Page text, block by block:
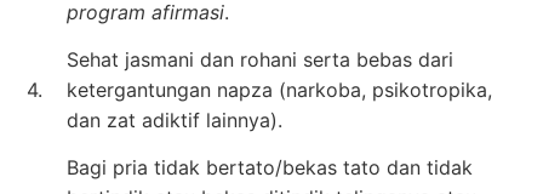
program afirmasi.
4.
Sehat jasmani dan rohani serta bebas dari
ketergantungan napza (narkoba, psikotropika,
dan zat adiktif lainnya).
Bagi pria tidak bertato/bekas tato dan tidak